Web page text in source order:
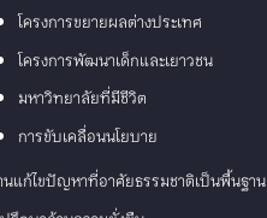
โครงการขยายผลต่างประเทศ
โครงการพัฒนาเด็กและเยาวชน
มหาวิทยาลัยที่มีชีวิต
การขับเคลื่อนนโยบาย
นแก้ไขปัญหาที่อาศัยธรรมชาติเป็นพื้นฐาน